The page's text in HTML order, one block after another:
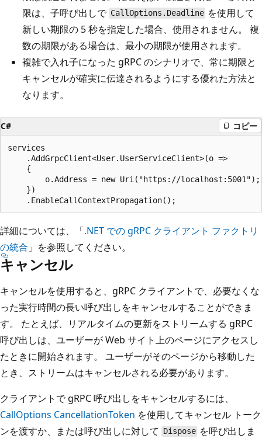
限は、子呼び出しで CallOptions.Deadline を使用して
新しい期限の 5 秒を指定した場合、使用されません。 複
数の期限がある場合は、最小の期限が使用されます。
複雑で入れ子になった gRPC のシナリオで、常に期限と
キャンセルが確実に伝達されるようにする優れた方法と
なります。
C# コピー
services
    .AddGrpcClient<User.UserServiceClient>(o =>
    {
        o.Address = new Uri("https://localhost:5001");
    })
詳細については、「.NET での gRPC クライアント ファクトリ
の統合 」を参照してください。
キャンセル
キャンセルを使用すると、gRPC クライアントで、必要なくな
った実行時間の長い呼び出しをキャンセルすることができま
す。 たとえば、リアルタイムの更新をストリームする gRPC
呼び出しは、ユーザーが Web サイト上のページにアクセスし
たときに開始されます。 ユーザーがそのページから移動した
とき、ストリームはキャンセルされる必要があります。
クライアントで gRPC 呼び出しをキャンセルするには、
CallOptions CancellationToken を使用してキャンセル トーク
ンを渡すか、または呼び出しに対して
Dispose を呼び出しま